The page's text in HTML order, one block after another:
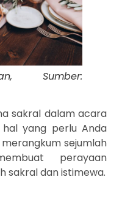
Sumber:
sakral dalam acara
yang perlu Anda
sejumlah
perayaan
sakral dan istimewa.